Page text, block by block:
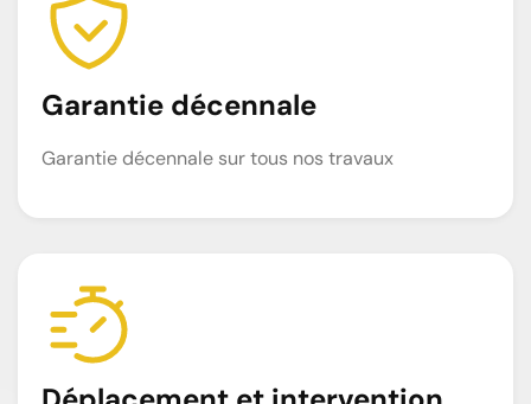
Garantie décennale
Garantie décennale sur tous nos travaux